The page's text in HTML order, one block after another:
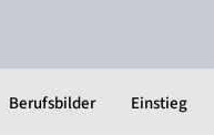
Berufsbilder Einstieg